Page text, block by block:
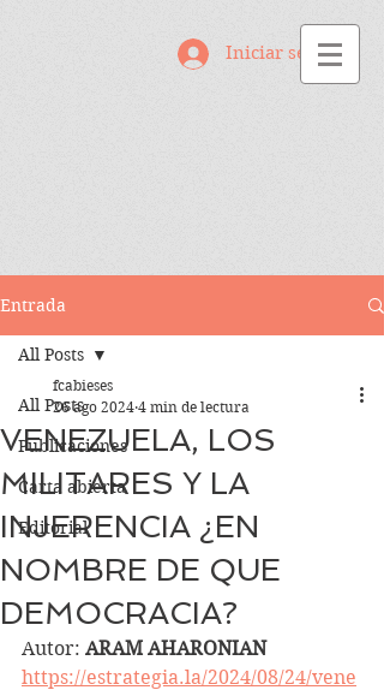
Iniciar sesión
Entrada
All Posts
Publicaciones
Carta abierta
Editorial
All Posts
VENEZUELA, LOS
MILITARES Y LA
INJERENCIA ¿EN
NOMBRE DE QUE
DEMOCRACIA?
fcabieses
26 ago 2024 4 min de lectura
Autor: ARAM AHARONIAN
https://estrategia.la/2024/08/24/vene